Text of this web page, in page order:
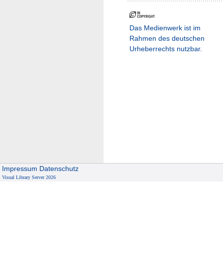
Das Medienwerk ist im
Rahmen des deutschen
Urheberrechts nutzbar.
Impressum Datenschutz
Visual Library Server 2026